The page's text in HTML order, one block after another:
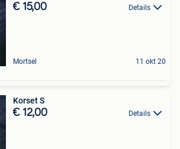
€ 15,00 Details
Mortsel 11 okt 20
Korset S
€ 12,00 Details